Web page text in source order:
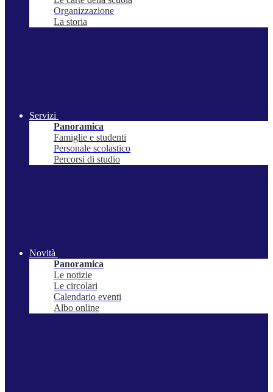
Organizzazione
La storia
Servizi
Panoramica
Famiglie e studenti
Personale scolastico
Percorsi di studio
Novità
Panoramica
Le notizie
Le circolari
Calendario eventi
Albo online